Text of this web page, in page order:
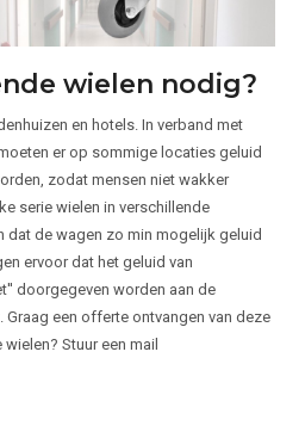
wielen nodig?
en hotels. In verband met
er op sommige locaties geluid
zodat mensen niet wakker
serie wielen in verschillende
dat de wagen zo min mogelijk geluid
ervoor dat het geluid van
doorgegeven worden aan de
Graag een offerte ontvangen van deze
Stuur een mail